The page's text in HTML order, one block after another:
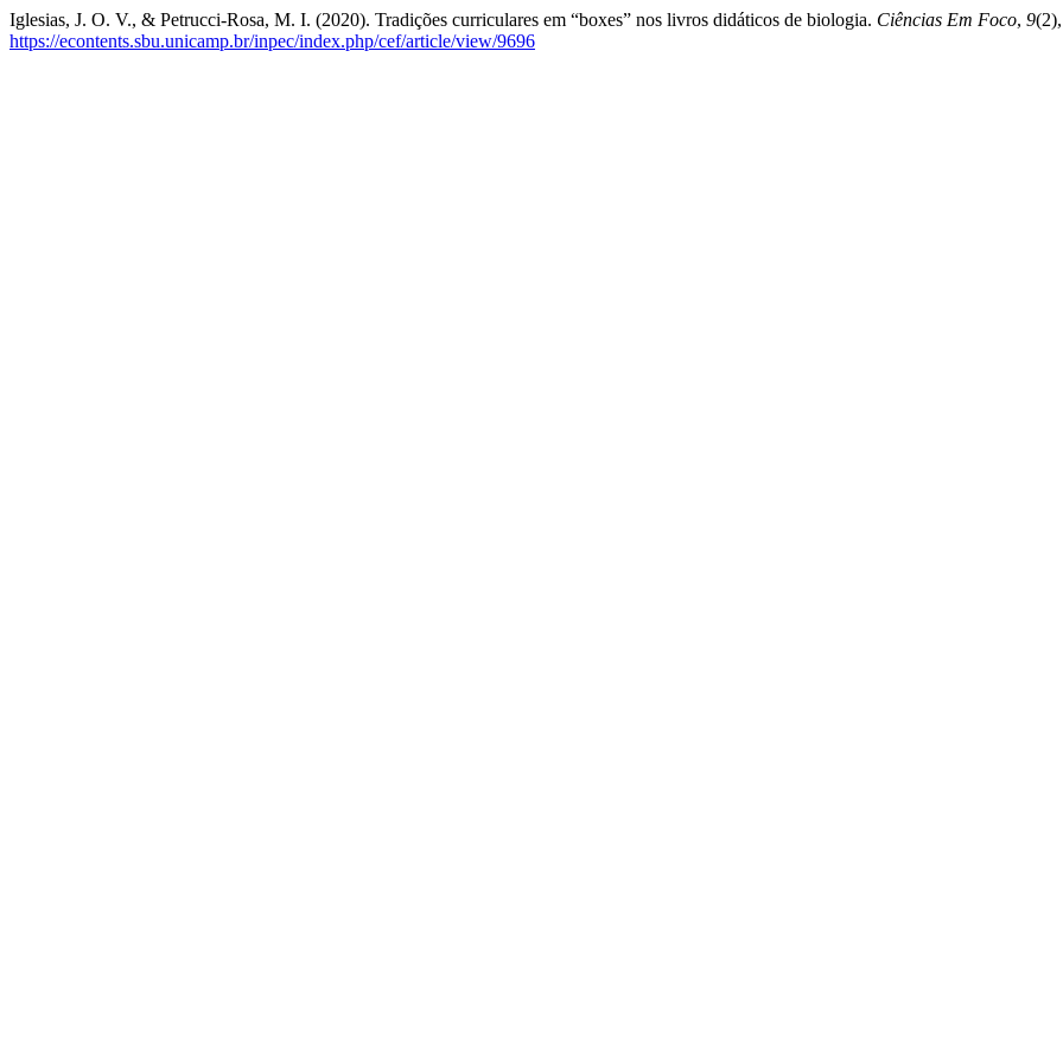
Iglesias, J. O. V., & Petrucci-Rosa, M. I. (2020). Tradições curriculares em “boxes” nos livros didáticos de biologia. Ciências Em Foco, 9
https://econtents.sbu.unicamp.br/inpec/index.php/cef/article/view/9696